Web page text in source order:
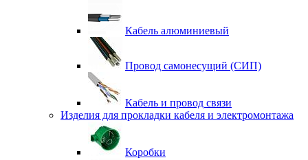
Кабель алюминиевый
Провод самонесущий (СИП)
Кабель и провод связи
Изделия для прокладки кабеля и электромонтажа
Коробки